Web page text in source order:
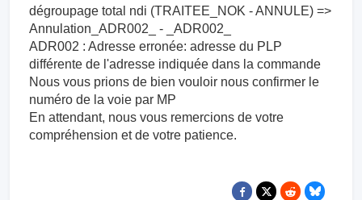
dégroupage total ndi (TRAITEE_NOK - ANNULE) =>
Annulation_ADR002_ - _ADR002_
ADR002 : Adresse erronée: adresse du PLP
différente de l'adresse indiquée dans la commande
Nous vous prions de bien vouloir nous confirmer le
numéro de la voie par MP
En attendant, nous vous remercions de votre
compréhension et de votre patience.